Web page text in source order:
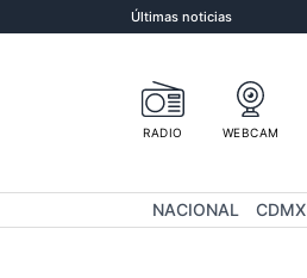
Últimas noticias
RADIO WEBCAM
NACIONAL CDMX